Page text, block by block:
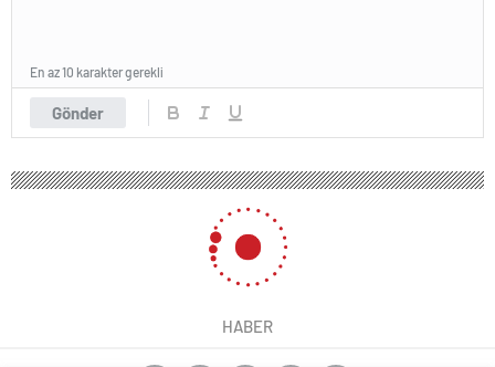
Gönder
En az 10 karakter gerekli
HABER